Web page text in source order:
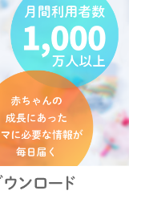
2025/2/3 17:44